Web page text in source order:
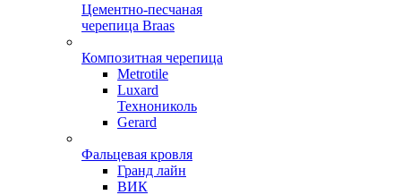
Цементно-песчаная
черепица Braas
Композитная черепица
Metrotile
Luxard
Технониколь
Gerard
Фальцевая кровля
Гранд лайн
ВИК